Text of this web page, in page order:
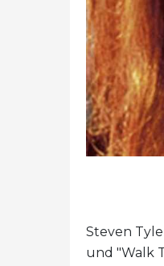
Steven
und "Walk